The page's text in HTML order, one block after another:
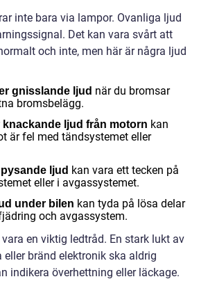
inte bara via lampor. Ovanliga ljud
Det kan vara svårt att
och inte, men här är några ljud
gnisslande ljud när du bromsar
bromsbelägg.
knackande ljud från motorn kan
är fel med tändsystemet eller
ljud kan vara ett tecken på
eller i avgassystemet.
under bilen kan tyda på lösa delar
och avgassystem.
en viktig ledtråd. En stark lukt av
bränd elektronik ska aldrig
indikera överhettning eller läckage.